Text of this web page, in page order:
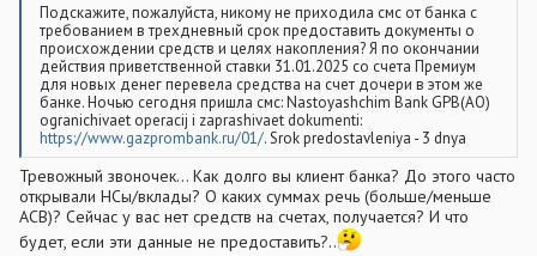
Подскажите, пожалуйста, никому не приходила смс от банка с
требованием в трехдневный срок предоставить документы о
происхождении средств и целях накопления? Я по окончании
действия приветственной ставки 31.01.2025 со счета Премиум
для новых денег перевела средства на счет дочери в этом же
банке. Ночью сегодня пришла смс: Nastoyashchim Bank GPB(AO)
ogranichivaet operacij i zaprashivaet dokumenti:
https://www.gazprombank.ru/01/. Srok predostavleniya - 3 dnya
Тревожный звоночек... Как долго вы клиент банка? До этого часто
открывали НСы/вклады? О каких суммах речь (больше/меньше
АСВ)? Сейчас у вас нет средств на счетах, получается? И что
будет, если эти данные не предоставить?..